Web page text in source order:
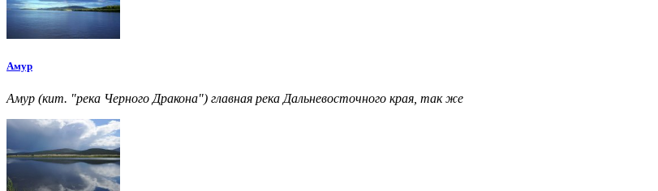
Амур
Амур (кит. "река Черного Дракона") главная река Дальневосточного края, так же